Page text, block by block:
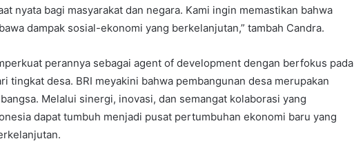
nyata bagi masyarakat dan negara. Kami ingin memastikan bahwa
dampak sosial-ekonomi yang berkelanjutan,” tambah Candra.
perannya sebagai agent of development dengan berfokus pada
tingkat desa. BRI meyakini bahwa pembangunan desa merupakan
Melalui sinergi, inovasi, dan semangat kolaborasi yang
dapat tumbuh menjadi pusat pertumbuhan ekonomi baru yang